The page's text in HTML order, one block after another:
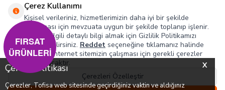
X
Çerez Politikası
Çerezler, Tofisa web sitesinde geçirdiğiniz vaktin ve aldığınız
0
Hızlı Erişim
Sosyal
Adres & İletişim
Çerez Kullanımı
Kişisel verileriniz, hizmetlerimizin daha iyi bir şekilde
sunulması için mevzuata uygun bir şekilde toplanıp işlenir.
Konuyla ilgili detaylı bilgi almak için Gizlilik Politikamızı
inceleyebilirsiniz. Reddet seçeneğine tıklamanız halinde
yalnızca internet sitemizin çalışması için gerekli çerezler
kullanılacaktır.
Çerezleri Özelleştir
FIRSAT
ÜRÜNLERİ